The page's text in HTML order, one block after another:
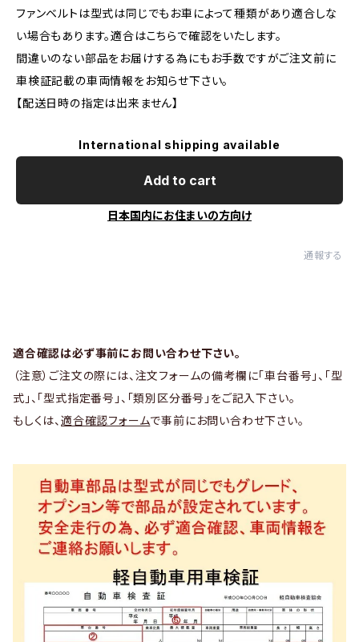
ファンベルトは型式は同じでもお車によって種類があり適合しな
い場合もあります。適合はこちらで確認をいたします。
間違いのない部品をお届けする為にもお手数ですがご注文前に
車検証記載の車両情報をお知らせ下さい。
【配送日時の指定は出来ません】
International shipping available
Add to cart
日本国内にお住まいの方向け
通報する
適合確認は必ず事前にお問い合わせ下さい。
（注意）ご注文の際には、注文フォームの備考欄に「車台番号」、「型
式」、「型式指定番号」、「類別区分番号」をご記入下さい。
もしくは、 適合確認フォームで事前にお問い合わせ下さい。